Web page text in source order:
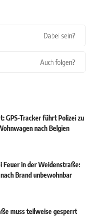
Dabei sein?
Auch folgen?
GPS-Tracker führt Polizei zu
nach Belgien
Feuer in der Weidenstraße:
Brand unbewohnbar
muss teilweise gesperrt